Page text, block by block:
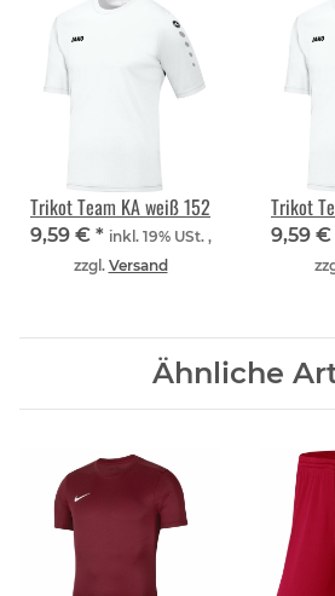
Trikot Team KA weiß 152
9,59 € * inkl. 19% USt. ,
zzgl. Versand
Trikot
9,59 €
Ähnliche